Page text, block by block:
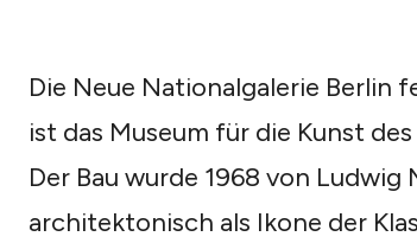
Die Neue Nationalgalerie Berlin
ist das Museum für die Kunst
Der Bau wurde 1968 von
architektonisch als Ikone der